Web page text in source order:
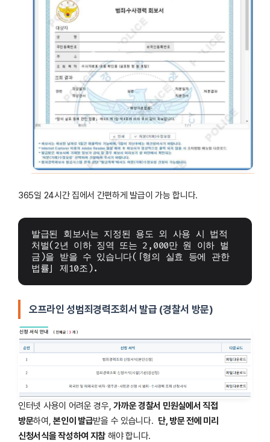
365일 24시간 집에서 간편하게 발급이 가능 합니다.
발급된 회보서는 지정된 용도 외 사용 시 법적
처벌(2년 이하 징역 또는 2,000만 원 이하 벌
금)을 받을 수 있습니다(「형의 실효 등에 관한
법률」 제10조).
오프라인 성범죄경력조회서 발급 (경찰서 방문)
인터넷 사용이 어려운 경우,가까운 경찰서 민원실에서 직접
방문하여,본인이 발급받을 수 있습니다. 단, 방문 전에 미리
신청서식을 작성하여 지참 해야 합니다.